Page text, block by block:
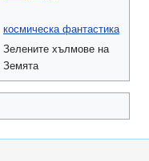
космическа фантастика
Зелените хълмове на
Земята